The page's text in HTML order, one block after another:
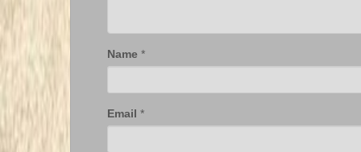
Name *
Email *